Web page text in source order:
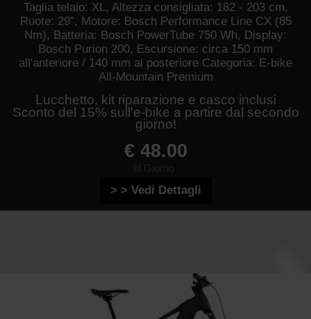
Taglia telaio: XL, Altezza consigliata: 182 - 203 cm,
Ruote: 29”, Motore: Bosch Performance Line CX (85
Nm), Batteria: Bosch PowerTube 750 Wh, Display:
Bosch Purion 200, Escursione: circa 150 mm
all'anteriore / 140 mm al posteriore Categoria: E-bike
All-Mountain Premium
Lucchetto, kit riparazione e casco inclusi
Sconto del 15% sull'e-bike a partire dal secondo
giorno!
€ 48.00
> > Vedi Dettagli